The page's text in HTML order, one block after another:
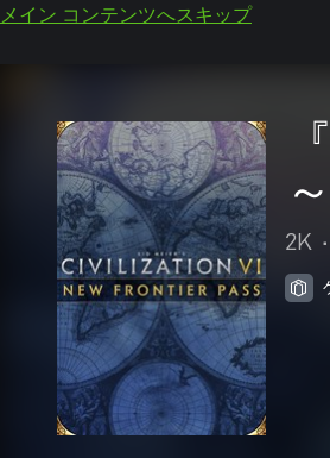
メイン コンテンツへスキップ
2K •